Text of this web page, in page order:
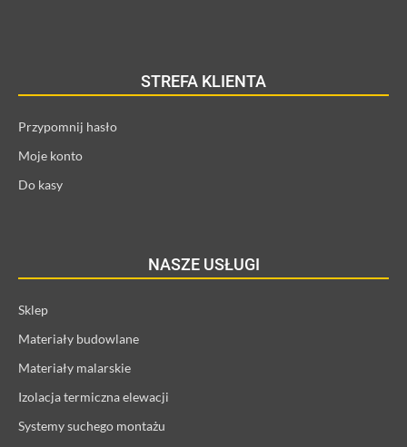
STREFA KLIENTA
Przypomnij hasło
Moje konto
Do kasy
NASZE USŁUGI
Sklep
Materiały budowlane
Materiały malarskie
Izolacja termiczna elewacji
Systemy suchego montażu